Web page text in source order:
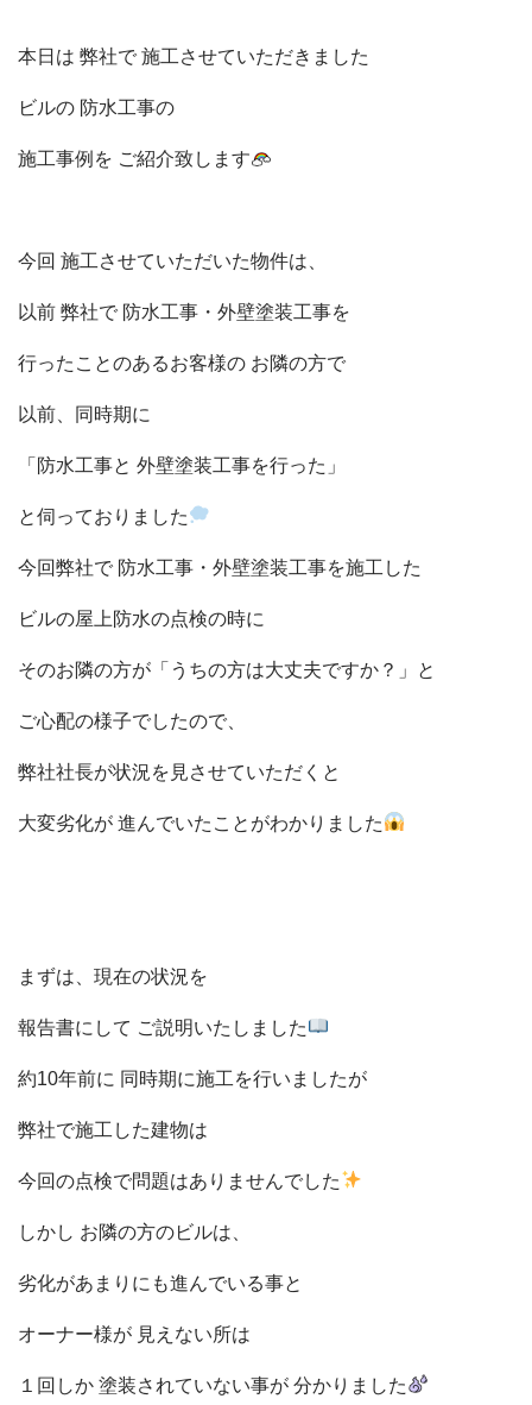
本日は 弊社で 施工させていただきました
ビルの 防水工事の
施工事例を ご紹介致します
今回 施工させていただいた物件は、
以前 弊社で 防水工事・ 外壁塗装工事を
行ったことのあるお客様の お隣の方で
以前、同時期に
「防水工事と 外壁塗装工事を行った」
と伺っておりました
今回弊社で 防水工事・外壁塗装工事を施工した
ビルの屋上防水の点検の時に
そのお隣の方が「うちの方は大丈夫ですか？」と
ご心配の様子でしたので、
弊社社長が状況を見させていただくと
大変劣化が 進んでいたことがわかりました
まずは、現在の状況を
報告書にして ご説明いたしました
約10年前に 同時期に施工を行いましたが
弊社で施工した建物は
今回の点検で問題はありませんでした
しかし お隣の方のビルは、
劣化があまりにも進んでいる事と
オーナー様が 見えない所は
１回しか 塗装されていない事が 分かりました